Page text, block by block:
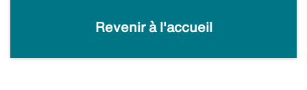
Revenir à l'accueil